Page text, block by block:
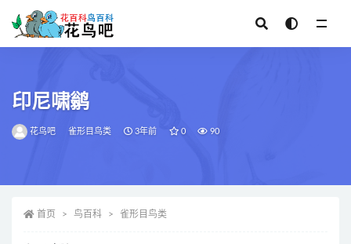
印尼啸鹟
花鸟吧 雀形目鸟类 3年前 0 90
首页 鸟百科 雀形目鸟类